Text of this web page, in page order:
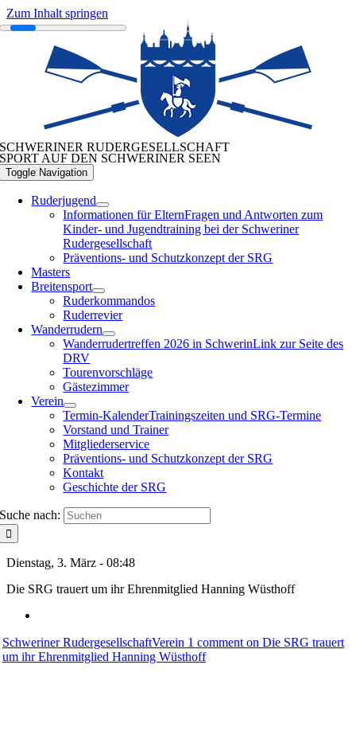
Zum Inhalt springen
SCHWERINER RUDERGESELLSCHAFT
SPORT AUF DEN SCHWERINER SEEN
Toggle Navigation
Ruderjugend
Informationen für ElternFragen und Antworten zum
Kinder- und Jugendtraining bei der Schweriner
Rudergesellschaft
Präventions- und Schutzkonzept der SRG
Masters
Breitensport
Ruderkommandos
Ruderrevier
Wanderrudern
Wanderrudertreffen 2026 in SchwerinLink zur Seite des
DRV
Tourenvorschläge
Gästezimmer
Verein
Termin-KalenderTrainingszeiten und SRG-Termine
Vorstand und Trainer
Mitgliederservice
Präventions- und Schutzkonzept der SRG
Kontakt
Geschichte der SRG
Suche nach:
Dienstag, 3. März - 08:48
Die SRG trauert um ihr Ehrenmitglied Hanning Wüsthoff
Schweriner RudergesellschaftVerein 1 comment on Die SRG trauert
um ihr Ehrenmitglied Hanning Wüsthoff